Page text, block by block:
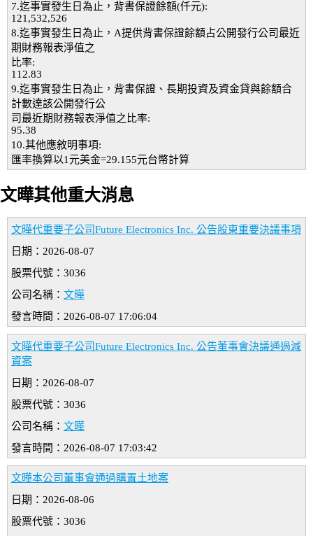
7.迄事實發生日為止，背書保證餘額(仟元):
121,532,526
8.迄事實發生日為止，A提供背書保證餘額占公開發行公司最近
期財務報表淨值之
比率:
112.83
9.迄事實發生日為止，背書保證、長期投資及資金貸與餘額合
計數達該公開發行公
司最近期財務報表淨值之比率:
95.38
10.其他應敘明事項:
匯率換算以1元美金=29.155元台幣計算
文曄其他重大消息
文曄代重要子公司Future Electronics Inc. 公告股東重要決議事項
日期：2026-08-07
股票代號：3036
公司名稱： 文曄
發言時間：2026-08-07 17:06:04
文曄代重要子公司Future Electronics Inc. 公告董事會決議通過減
資案
日期：2026-08-07
股票代號：3036
公司名稱： 文曄
發言時間：2026-08-07 17:03:42
文曄本公司董事會通過購置土地案
日期：2026-08-06
股票代號：3036